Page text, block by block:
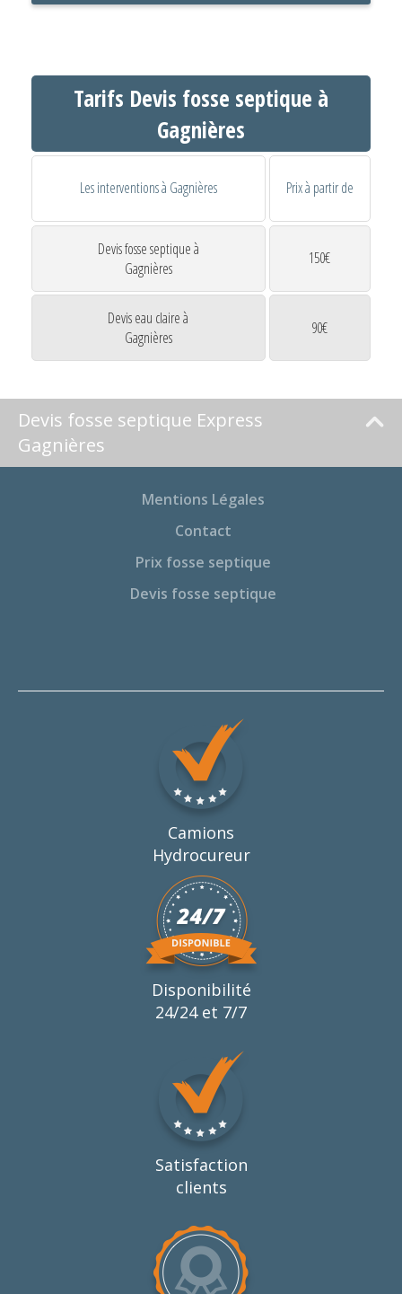
Tarifs Devis fosse septique à
Gagnières
Les interventions à Gagnières Prix à partir de
Devis fosse septique à
Gagnières
150€
Devis eau claire à
Gagnières
90€
Devis fosse septique Express
Gagnières
Mentions Légales
Contact
Prix fosse septique
Devis fosse septique
Camions
Hydrocureur
Disponibilité
24/24 et 7/7
Satisfaction
clients